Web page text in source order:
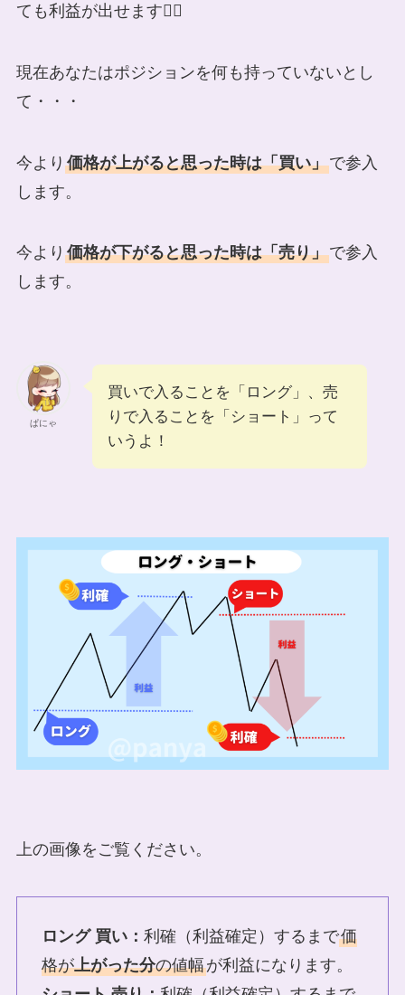
ても利益が出せます❤️‍🔥
現在あなたはポジションを何も持っていないとし
て・・・
今より 価格が上がると思った時は「買い」で参入
します。
今より 価格が下がると思った時は「売り」で参入
します。
ぱにゃ
買いで入ることを「ロング」、売
りで入ることを「ショート」って
いうよ！
上の画像をご覧ください。
ロング 買い： 利確（利益確定）するまで価
格が上がった分の値幅が利益になります。